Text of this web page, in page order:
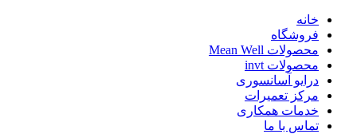
خانه
فروشگاه
محصولات Mean Well
محصولات invt
درایو آسانسوری
مرکز تعمیرات
خدمات همکاری
تماس با ما